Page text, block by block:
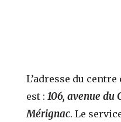
L’adresse du
est : 106, avenue du
Mérignac. Le